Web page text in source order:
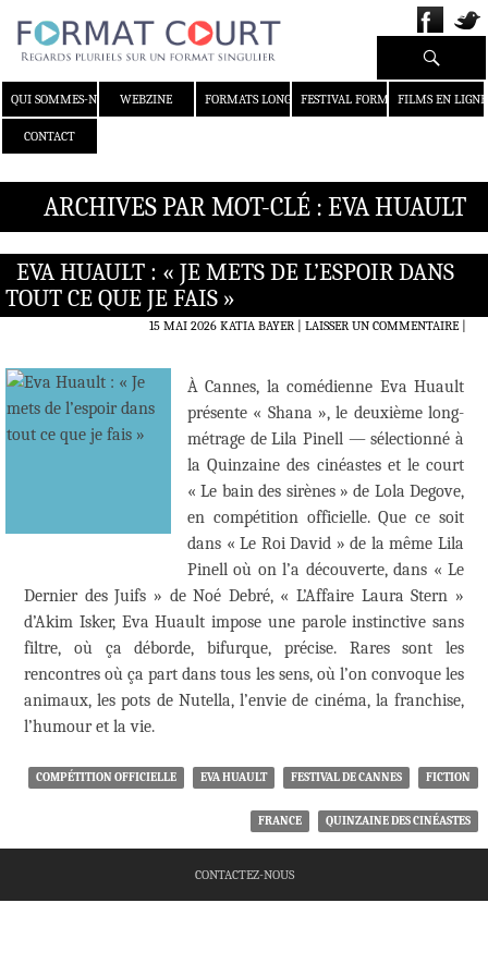
QUI SOMMES-NOUS ?WEBZINE FORMATS LONGS FESTIVAL FORMAT COURT
FILMS EN LIGNE
CONTACT
Recherche
ARCHIVES PAR MOT-CLÉ : EVA HUAULT
EVA HUAULT : « JE METS DE L’ESPOIR DANS
TOUT CE QUE JE FAIS »
15 MAI 2026 KATIA BAYER LAISSER UN COMMENTAIRE|
À Cannes, la comédienne Eva Huault
présente « Shana », le deuxième long-
métrage de Lila Pinell — sélectionné à
la Quinzaine des cinéastes et le court
« Le bain des sirènes » de Lola Degove,
en compétition officielle. Que ce soit
dans « Le Roi David » de la même Lila
Pinell où on l’a découverte, dans « Le
Dernier des Juifs » de Noé Debré, « L’Affaire Laura Stern »
d’Akim Isker, Eva Huault impose une parole instinctive sans
filtre, où ça déborde, bifurque, précise. Rares sont les
rencontres où ça part dans tous les sens, où l’on convoque les
animaux, les pots de Nutella, l’envie de cinéma, la franchise,
l’humour et la vie.
COMPÉTITION OFFICIELLE EVA HUAULT FESTIVAL DE CANNES FICTION
FRANCE QUINZAINE DES CINÉASTES
CONTACTEZ-NOUS